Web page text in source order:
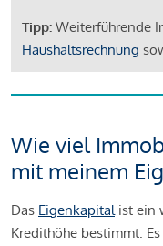
Tipp: Weiterführende
Haushaltsrechnung
Wie viel
mit meinem
Das Eigenkapitalist ein
Kredithöhe bestimmt.